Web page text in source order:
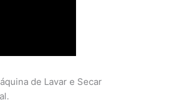
de Lavar e Secar